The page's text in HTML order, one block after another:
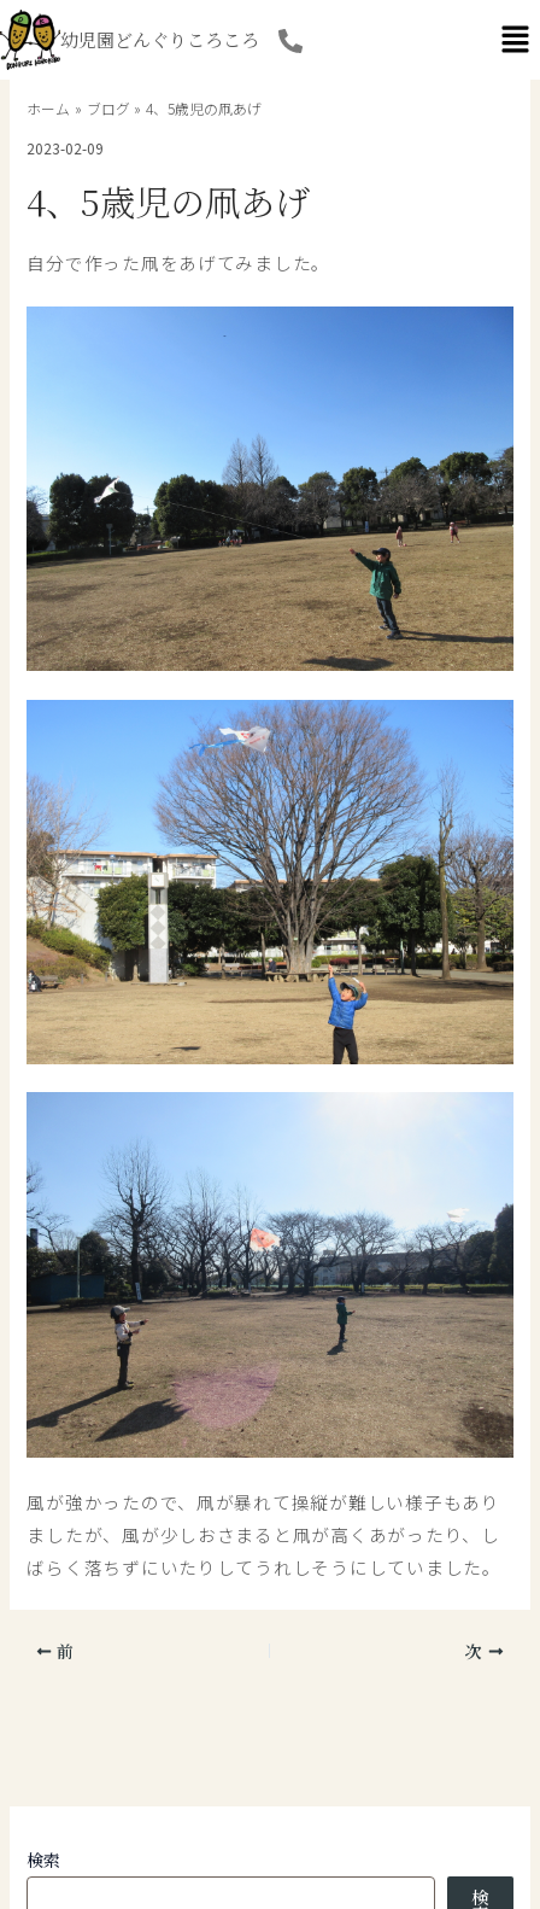
内
容
を
幼児園どんぐりころころ
ホーム ブログ
4、5歳児の凧あげ
2023-02-09
4、5歳児の凧あげ
自分で作った凧をあげてみました。
風が強かったので、凧が暴れて操縦が難しい様子もあり
ましたが、風が少しおさまると凧が高くあがったり、し
ばらく落ちずにいたりしてうれしそうにしていました。
前 次
検索
検